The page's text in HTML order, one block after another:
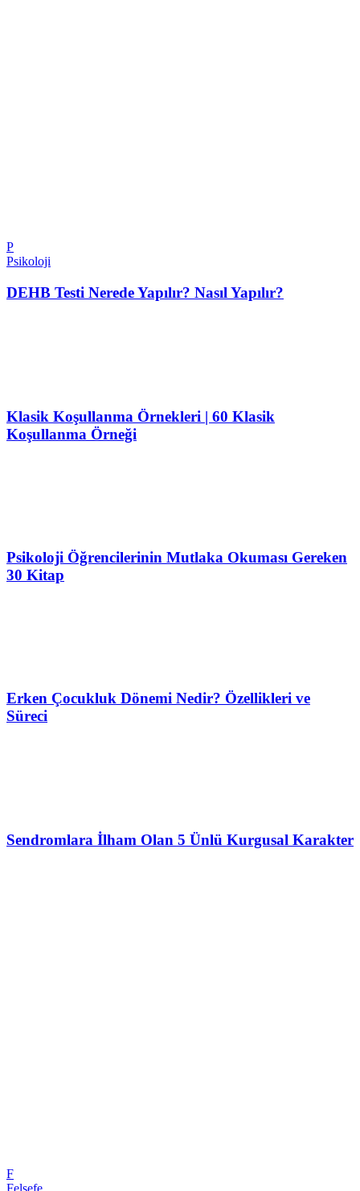
P
Psikoloji
DEHB Testi Nerede Yapılır? Nasıl Yapılır?
Klasik Koşullanma Örnekleri | 60 Klasik
Koşullanma Örneği
Psikoloji Öğrencilerinin Mutlaka Okuması Gereken
30 Kitap
Erken Çocukluk Dönemi Nedir? Özellikleri ve
Süreci
Sendromlara İlham Olan 5 Ünlü Kurgusal Karakter
F
Felsefe